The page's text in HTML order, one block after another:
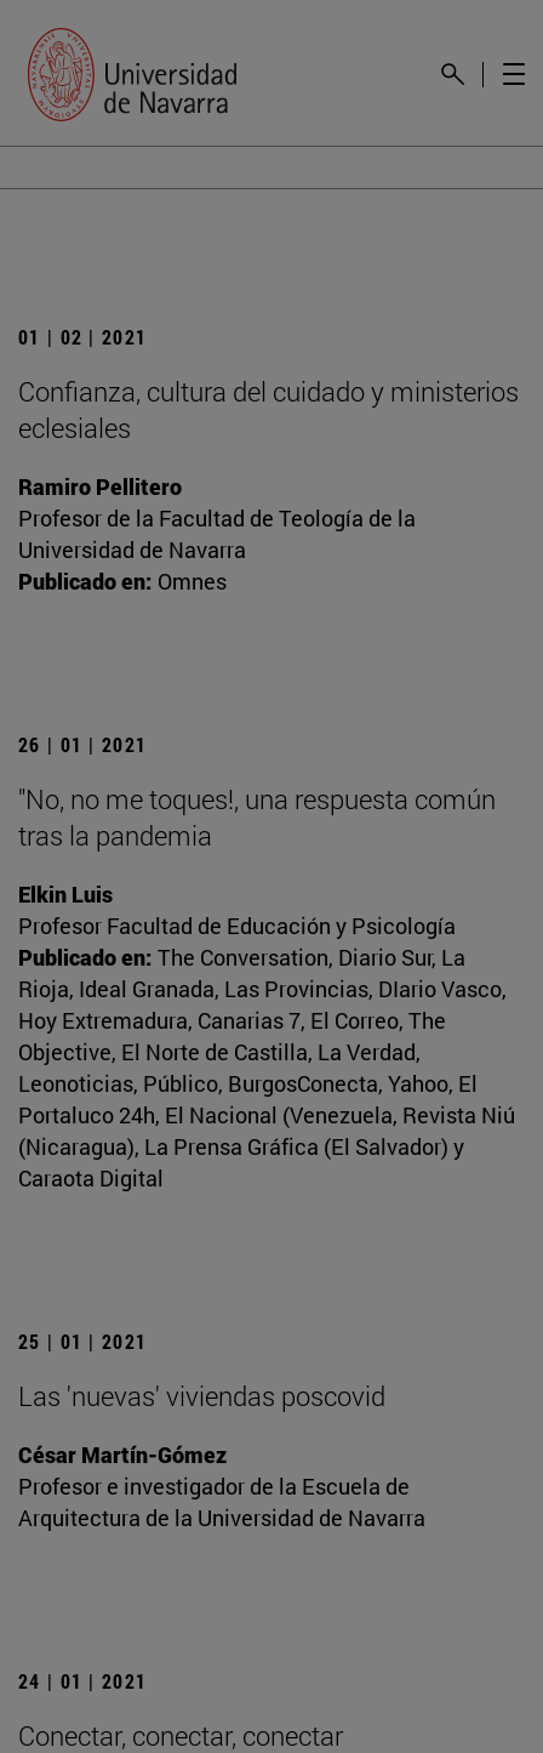
01 | 02 | 2021
Confianza, cultura del cuidado y ministerios
eclesiales
Ramiro Pellitero
Profesor de la Facultad de Teología de la
Universidad de Navarra
Publicado en: Omnes
26 | 01 | 2021
"No, no me toques!, una respuesta común
tras la pandemia
Elkin Luis
Profesor Facultad de Educación y Psicología
Publicado en: The Conversation, Diario Sur, La
Rioja, Ideal Granada, Las Provincias, DIario Vasco,
Hoy Extremadura, Canarias 7, El Correo, The
Objective, El Norte de Castilla, La Verdad,
Leonoticias, Público, BurgosConecta, Yahoo, El
Portaluco 24h, El Nacional (Venezuela, Revista Niú
(Nicaragua), La Prensa Gráfica (El Salvador) y
Caraota Digital
25 | 01 | 2021
Las 'nuevas' viviendas poscovid
César Martín-Gómez
Profesor e investigador de la Escuela de
Arquitectura de la Universidad de Navarra
24 | 01 | 2021
Conectar, conectar, conectar